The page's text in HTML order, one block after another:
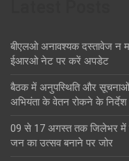
बीएलओ अनावश्यक दस्तावेज न
ईआरओ नेट पर करें अपडेट
बैठक में अनुपस्थिति और सूचनाओं
अभियंता के वेतन रोकने के निर्देश
09 से 17 अगस्त तक जिलेभर में
जन का उत्सव बनाने पर जोर